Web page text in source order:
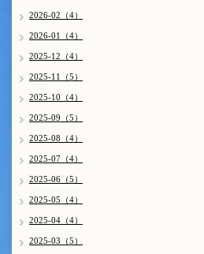
2026-02（4）
2026-01（4）
2025-12（4）
2025-11（5）
2025-10（4）
2025-09（5）
2025-08（4）
2025-07（4）
2025-06（5）
2025-05（4）
2025-04（4）
2025-03（5）